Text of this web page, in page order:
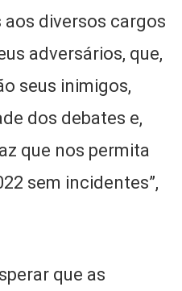
diversos cargos
adversários, que,
seus inimigos,
dos debates e,
que nos permita
sem incidentes”,
que as